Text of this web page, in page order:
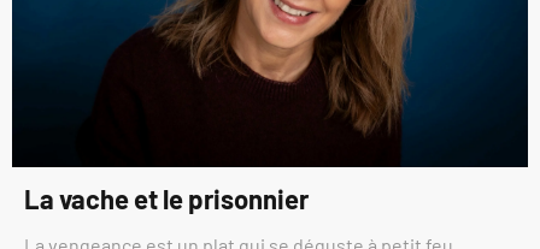
La vache et le prisonnier
La vengeance est un plat qui se déguste à petit feu